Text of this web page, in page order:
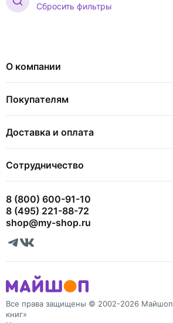
Сбросить фильтры
О компании
Покупателям
Доставка и оплата
Сотрудничество
8 (800) 600-91-10
8 (495) 221-88-72
shop@my-shop.ru
Все права защищены © 2002-2026 Майшоп
книг»